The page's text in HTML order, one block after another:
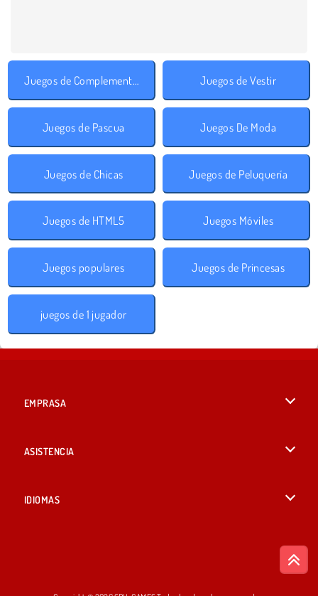
Juegos de Complementos Juegos de Vestir
Juegos de Pascua Juegos De Moda
Juegos de Chicas Juegos de Peluquería
Juegos de HTML5 Juegos Móviles
Juegos populares Juegos de Princesas
juegos de 1 jugador
EMPRASA
ASISTENCIA
IDIOMAS